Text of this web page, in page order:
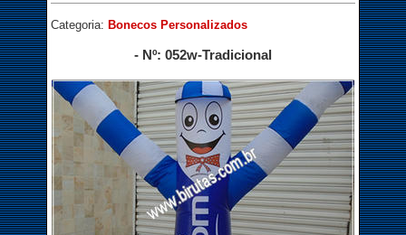
Categoria: Bonecos Personalizados
- Nº: 052w-Tradicional